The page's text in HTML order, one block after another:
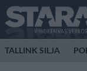
TALLINK SILJA